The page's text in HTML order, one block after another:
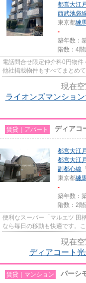
都営大江
西武池袋
東京都練
-
築年数：
階数：4
電話問合せ限定仲介料0円物
他社掲載物件もすべてまとめ
現在空
ライオンズマンショ
賃貸｜アパート ディアコ
都営大江
都営大江
副都心線 「
東京都練
-
築年数：
階数：2階
便利なスーパー「マルエツ 田
なら毎日の移動も快適です。
現在空
ディアコート
賃貸｜マンション パーシ